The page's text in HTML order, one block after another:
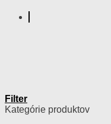
Filter
Kategórie produktov